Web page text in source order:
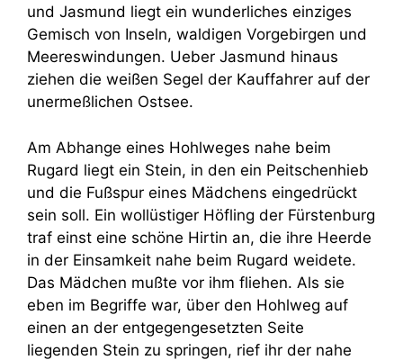
und Jasmund liegt ein wunderliches einziges
Gemisch von Inseln, waldigen Vorgebirgen und
Meereswindungen. Ueber Jasmund hinaus
ziehen die weißen Segel der Kauffahrer auf der
unermeßlichen Ostsee.
Am Abhange eines Hohlweges nahe beim
Rugard liegt ein Stein, in den ein Peitschenhieb
und die Fußspur eines Mädchens eingedrückt
sein soll. Ein wollüstiger Höfling der Fürstenburg
traf einst eine schöne Hirtin an, die ihre Heerde
in der Einsamkeit nahe beim Rugard weidete.
Das Mädchen mußte vor ihm fliehen. Als sie
eben im Begriffe war, über den Hohlweg auf
einen an der entgegengesetzten Seite
liegenden Stein zu springen, rief ihr der nahe